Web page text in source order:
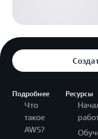
Подробнее
Что
такое
AWS?
Ресурсы